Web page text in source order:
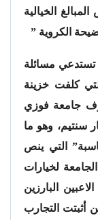
الخيالية
الكروية ”
تستدعي مسائلة
كلفت خزينة
جامعة فوزي
قدرها البعض بحوالي 90 مليار سنتيم، وهو ما
التي ينص
لخيارات
البارزين
أثبتت التجارب